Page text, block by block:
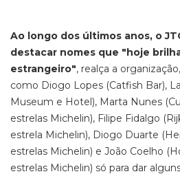
Ao longo dos últimos anos, o
destacar nomes que "hoje
estrangeiro", realça a
como Diogo Lopes (Catfish Bar),
Museum e Hotel), Marta Nunes
estrelas Michelin), Filipe Fidalgo
estrela Michelin), Diogo Duarte
estrelas Michelin) e João Coelho
estrelas Michelin) só para dar